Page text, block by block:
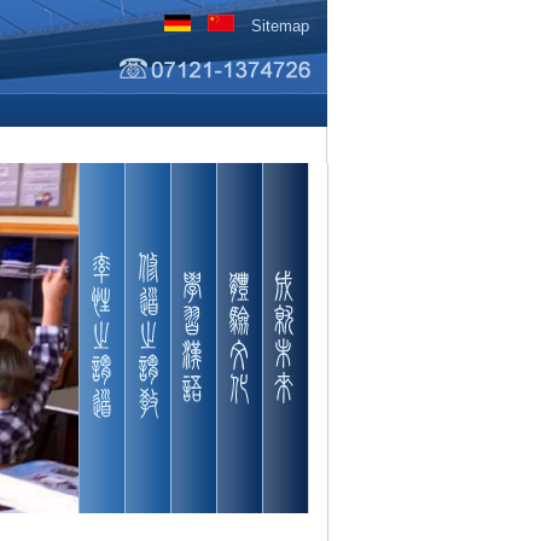
Sitemap